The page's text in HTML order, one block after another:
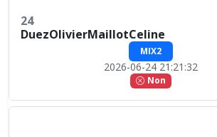
24
DuezOlivierMaillotCeline
MIX2
2026-06-24 21:21:32
Non